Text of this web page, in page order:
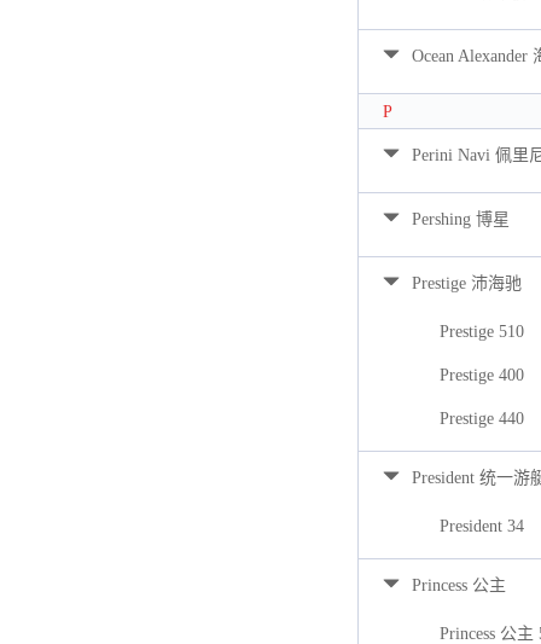
Ocean Alexander
P
Perini Navi 佩里
Pershing 博星
Prestige 沛海驰
Prestige 510
Prestige 400
Prestige 440
President 统一游
President 34
Princess 公主
Princess 公主